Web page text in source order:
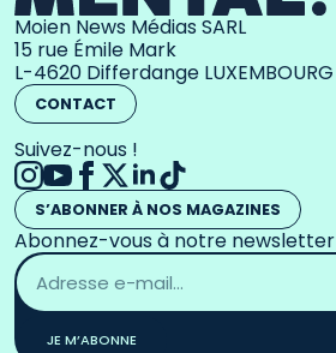
Moien News Médias SARL
15 rue Émile Mark
L-4620 Differdange LUXEMBOURG
CONTACT
Suivez-nous !
S’ABONNER À NOS MAGAZINES
Abonnez-vous à notre newsletter
Adresse
email
*
JE M’ABONNE